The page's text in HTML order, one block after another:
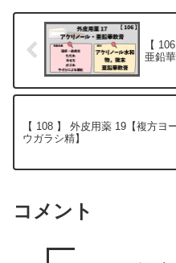
【
亜鉛華
【 108 】 外皮用薬 19【複方ヨ
ウガラシ精】
コメント